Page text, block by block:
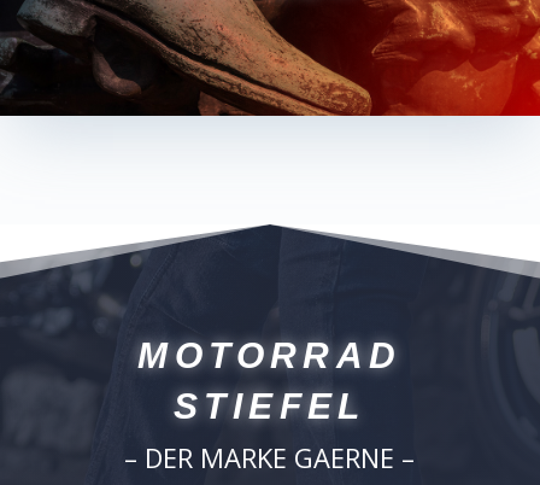
MOTORRAD
STIEFEL
– DER MARKE GAERNE –